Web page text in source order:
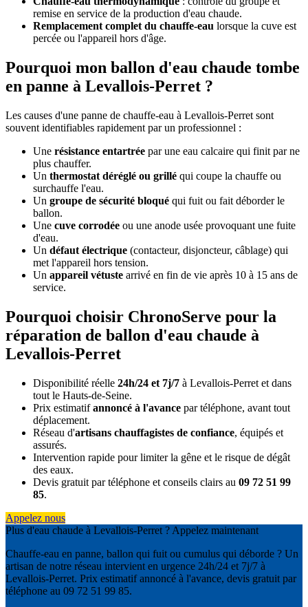
remise en service de la production d'eau chaude.
Remplacement complet du chauffe-eau lorsque la cuve est
percée ou l'appareil hors d'âge.
Pourquoi mon ballon d'eau chaude tombe
en panne à Levallois-Perret ?
Les causes d'une panne de chauffe-eau à Levallois-Perret sont
souvent identifiables rapidement par un professionnel :
Une résistance entartrée par une eau calcaire qui finit par ne
plus chauffer.
Un thermostat déréglé ou grillé qui coupe la chauffe ou
surchauffe l'eau.
Un groupe de sécurité bloqué qui fuit ou fait déborder le
ballon.
Une cuve corrodée ou une anode usée provoquant une fuite
d'eau.
Un défaut électrique (contacteur, disjoncteur, câblage) qui
met l'appareil hors tension.
Un appareil vétuste arrivé en fin de vie après 10 à 15 ans de
service.
Pourquoi choisir ChronoServe pour la
réparation de ballon d'eau chaude à
Levallois-Perret
Disponibilité réelle 24h/24 et 7j/7 à Levallois-Perret et dans
tout le Hauts-de-Seine.
Prix estimatifannoncé à l'avance par téléphone, avant tout
déplacement.
Réseau d'artisans chauffagistes de confiance, équipés et
assurés.
Intervention rapide pour limiter la gêne et le risque de dégât
des eaux.
Devis gratuit par téléphone et conseils clairs au 09 72 51 99
85.
Appelez nous
Plus d'eau chaude à Levallois-Perret ? Appelez maintenant
Chauffe-eau en panne, ballon qui fuit ou cumulus qui déborde ? Un
artisan de notre réseau intervient en urgence 24h/24 et 7j/7 à
Levallois-Perret. Prix estimatif annoncé à l'avance, devis gratuit par
téléphone au 09 72 51 99 85.